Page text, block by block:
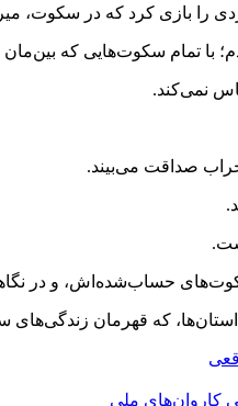
را بازی کرد که در سکوت،
با تمام سکوت‌هایی که بین‌مان
نمی‌کند.
صداقت می‌بیند.
حساب‌شده‌اش، و در
که قهرمان
کاروان‌های ملی